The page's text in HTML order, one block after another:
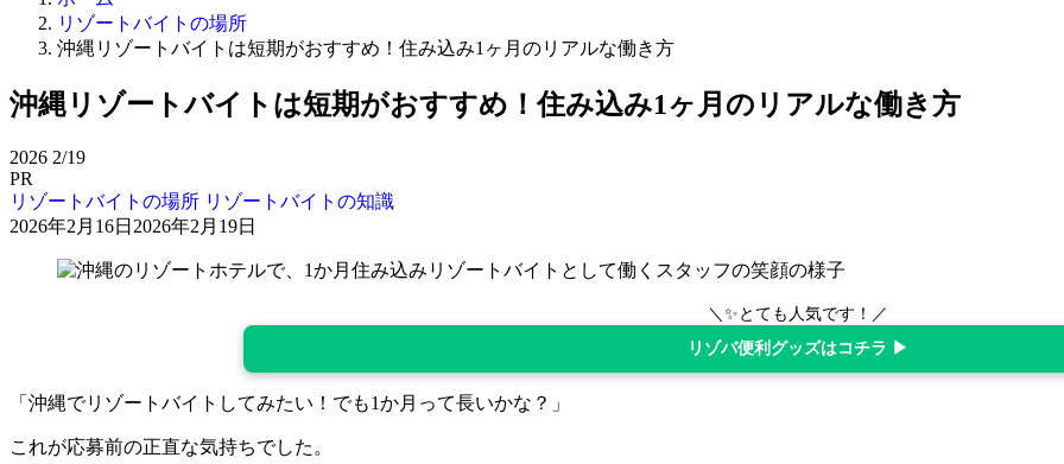
リゾートバイトの場所
沖縄リゾートバイトは短期がおすすめ！住み込み1ヶ月のリアルな働き方
沖縄リゾートバイトは短期がおすすめ！住み込み1ヶ月のリアルな働き方
2026 2/19
PR
リゾートバイトの場所 リゾートバイトの知識
2026年2月16日 2026年2月19日
＼✨とても人気です！／
リゾバ便利グッズはコチラ ▶
「沖縄でリゾートバイトしてみたい！でも1か月って長いかな？」
これが応募前の正直な気持ちでした。